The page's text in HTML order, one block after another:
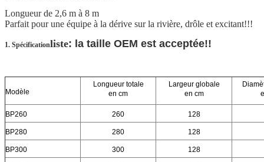
Longueur de 2,6 m à 8 m
Parfait pour une équipe à la dérive sur la rivière, drôle et excitant!!!
1. Spécificationliste: la taille OEM est acceptée!!
Modèle
Longueur totale
en cm
Largeur globale
en cm
BP260 260 128
BP280 280 128
BP300 300 128